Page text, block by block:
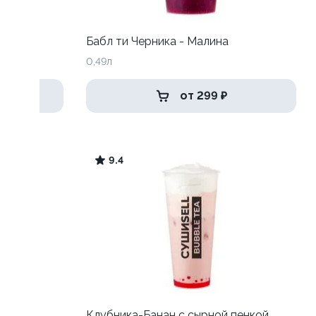
Бабл ти Черника - Малина
0,49л
от 299 ₽
9.4